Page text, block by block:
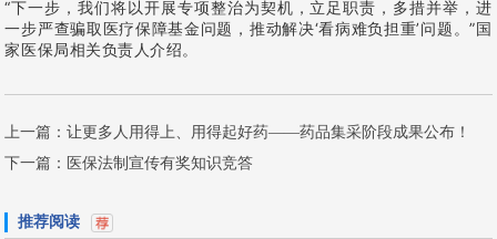
“下一步，我们将以开展专项整治为契机，立足职责，多措并举，进
一步严查骗取医疗保障基金问题，推动解决‘看病难负担重’问题。”国
家医保局相关负责人介绍。
上一篇：让更多人用得上、用得起好药——药品集采阶段成果公布！
下一篇： 医保法制宣传有奖知识竞答
推荐阅读